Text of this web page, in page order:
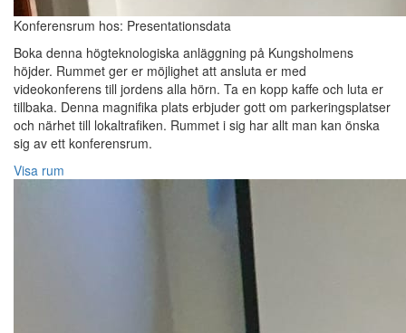
Konferensrum hos: Presentationsdata
Boka denna högteknologiska anläggning på Kungsholmens
höjder. Rummet ger er möjlighet att ansluta er med
videokonferens till jordens alla hörn. Ta en kopp kaffe och luta er
tillbaka. Denna magnifika plats erbjuder gott om parkeringsplatser
och närhet till lokaltrafiken. Rummet i sig har allt man kan önska
sig av ett konferensrum.
Visa rum